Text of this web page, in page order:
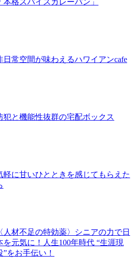
日常空間が味わえるハワイアンcafe
犯と機能性抜群の宅配ボックス
軽に甘いひとときを感じてもらえた
〈人材不足の特効薬〉シニアの力で日
を元気に！人生100年時代 “生涯現
”をお手伝い！